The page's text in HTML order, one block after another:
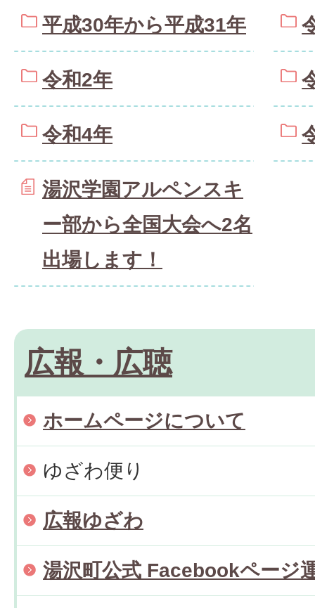
平成30年から平成31年
令和2年
令和4年
湯沢学園アルペンスキ
ー部から全国大会へ2名
出場します！
広報・広聴
ホームページについて
ゆざわ便り
広報ゆざわ
湯沢町公式 Facebookページ